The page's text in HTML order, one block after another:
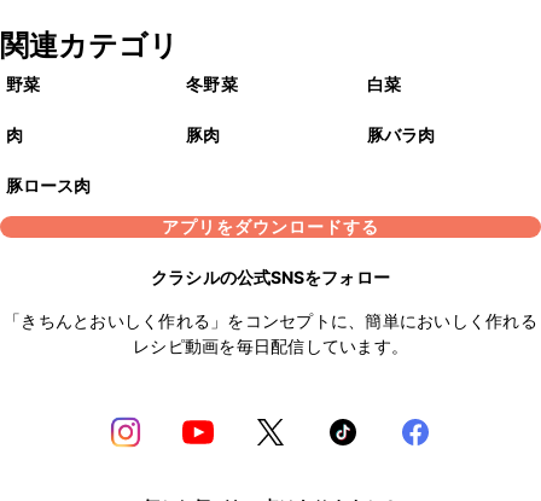
関連カテゴリ
野菜 冬野菜 白菜
肉 豚肉 豚バラ肉
豚ロース肉
アプリをダウンロードする
クラシルの公式SNSをフォロー
「きちんとおいしく作れる」をコンセプトに、簡単においしく作れる
レシピ動画を毎日配信しています。